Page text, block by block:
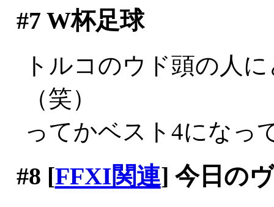
#7 W杯足球
トルコのウド頭の人
（笑）
ってかベスト4になっ
#8 [FFXI関連] 今日の